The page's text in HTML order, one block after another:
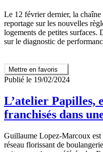
Le 12 février dernier, la
reportage sur les nouvelles
logements de petites
sur le diagnostic de
Mettre en favoris
Publié le 19/02/2024
L’atelier Papilles,
franchisés dans
Guillaume Lopez-Marcoux est
réseau florissant de